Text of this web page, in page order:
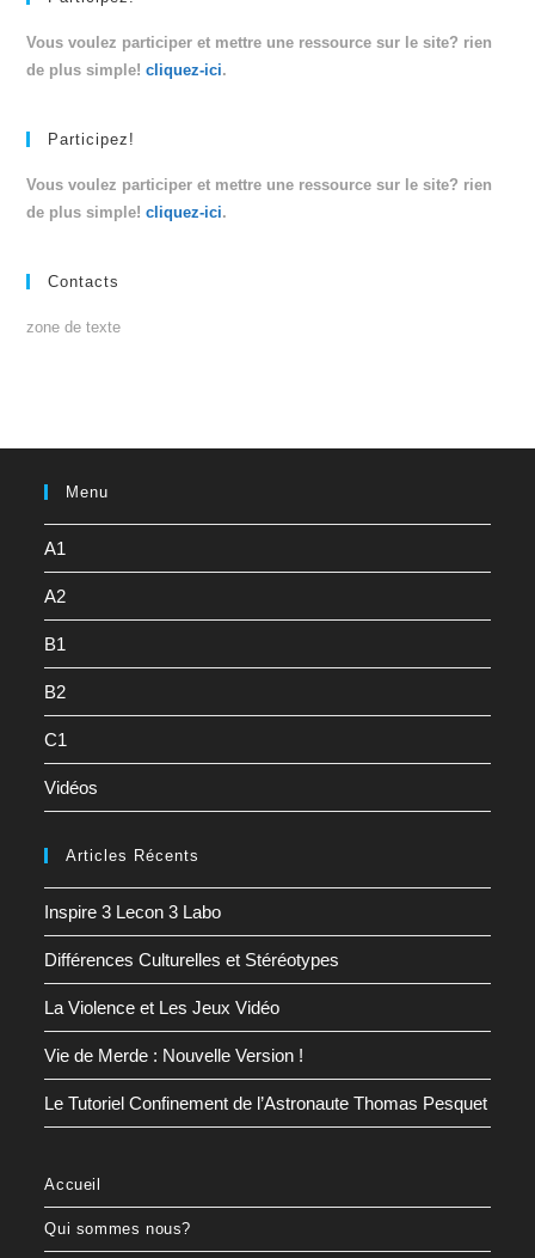
Vous voulez participer et mettre une ressource sur le site? rien
de plus simple!cliquez-ici.
Participez!
Vous voulez participer et mettre une ressource sur le site? rien
de plus simple!cliquez-ici.
Contacts
zone de texte
Menu
A1
A2
B1
B2
C1
Vidéos
Articles Récents
Inspire 3 Lecon 3 Labo
Différences Culturelles et Stéréotypes
La Violence et Les Jeux Vidéo
Vie de Merde : Nouvelle Version !
Le Tutoriel Confinement de l’Astronaute Thomas Pesquet
Accueil
Qui sommes nous?